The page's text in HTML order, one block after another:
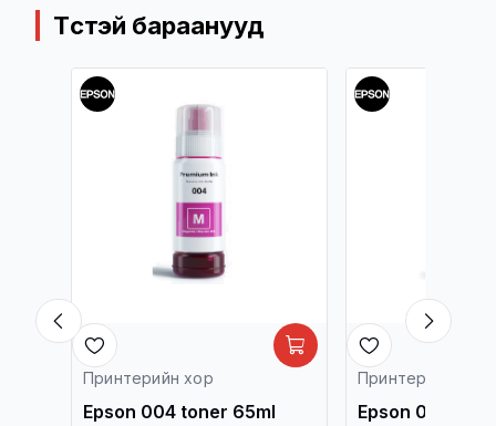
Төстэй бараанууд
Принтерийн хор
Epson 004 toner 65ml
Принтерийн хор
Epson 004